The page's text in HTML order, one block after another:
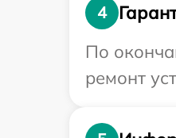
4
По
ремонт